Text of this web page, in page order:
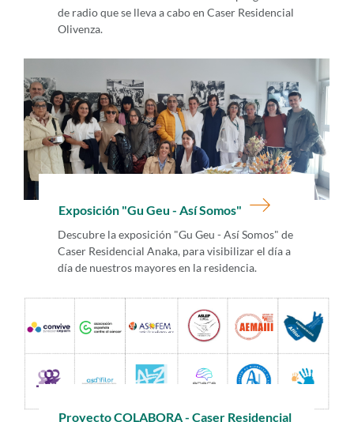
de radio que se lleva a cabo en Caser Residencial
Olivenza.
Exposición "Gu Geu - Así Somos"
Descubre la exposición "Gu Geu - Así Somos" de
Caser Residencial Anaka, para visibilizar el día a
día de nuestros mayores en la residencia.
Proyecto COLABORA - Caser Residencial